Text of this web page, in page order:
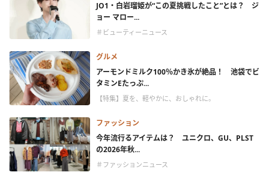
JO1・白岩瑠姫が“この夏挑戦したこと”とは？ ジ
ョー マロー...
＃ビューティーニュース
グルメ
アーモンドミルク100％かき氷が絶品！ 池袋でビ
タミンEたっぷ...
【特集】夏を、軽やかに、おしゃれに。
ファッション
今年流行るアイテムは？ ユニクロ、GU、PLST
の2026年秋...
＃ファッションニュース